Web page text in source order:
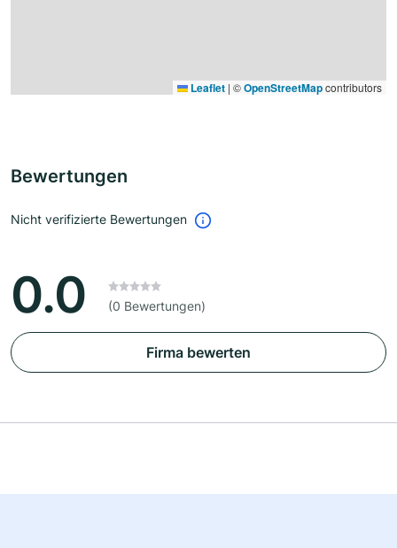
Leaflet | ©OpenStreetMapcontributors
Bewertungen
Nicht verifizierte Bewertungen
0.0 (0 Bewertungen)
Firma bewerten